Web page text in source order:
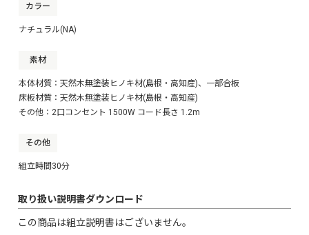
カラー
ナチュラル(NA)
素材
本体材質：天然木無塗装ヒノキ材(島根・高知産)、一部合板
床板材質：天然木無塗装ヒノキ材(島根・高知産)
その他：2口コンセント 1500W コード長さ 1.2m
その他
組立時間30分
取り扱い説明書ダウンロード
この商品は組立説明書はございません。